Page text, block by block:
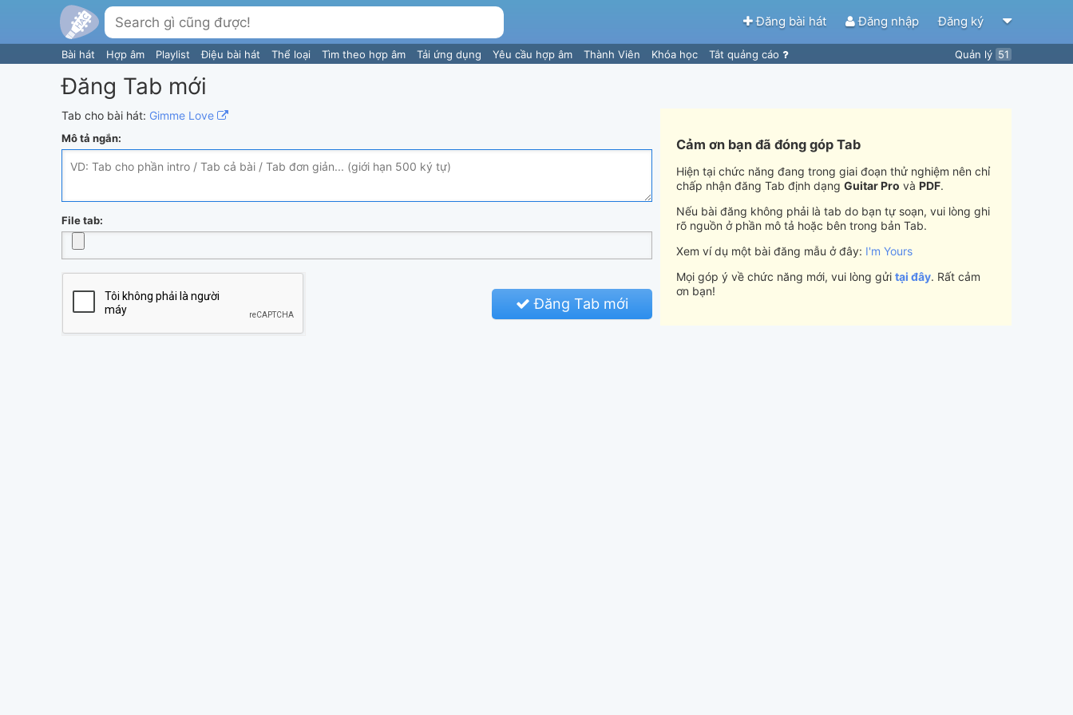
Đăng bài hát Đăng nhập Đăng ký
Bài hát Hợp âm Playlist Điệu bài hát Thể loại Tìm theo hợp âm Tải ứng dụng Yêu cầu hợp âm Thành Viên Khóa học Tắt quảng cáo Quản lý 51
Đăng Tab mới
Tab cho bài hát: Gimme Love
Mô tả ngắn:
File tab:
Đăng Tab mới
Cảm ơn bạn đã đóng góp Tab
Hiện tại chức năng đang trong giai đoạn thử nghiệm nên chỉ
chấp nhận đăng Tab định dạng Guitar Pro và PDF.
Nếu bài đăng không phải là tab do bạn tự soạn, vui lòng ghi
rõ nguồn ở phần mô tả hoặc bên trong bản Tab.
Xem ví dụ một bài đăng mẫu ở đây: I'm Yours
Mọi góp ý về chức năng mới, vui lòng gửi tại đây. Rất cảm
ơn bạn!